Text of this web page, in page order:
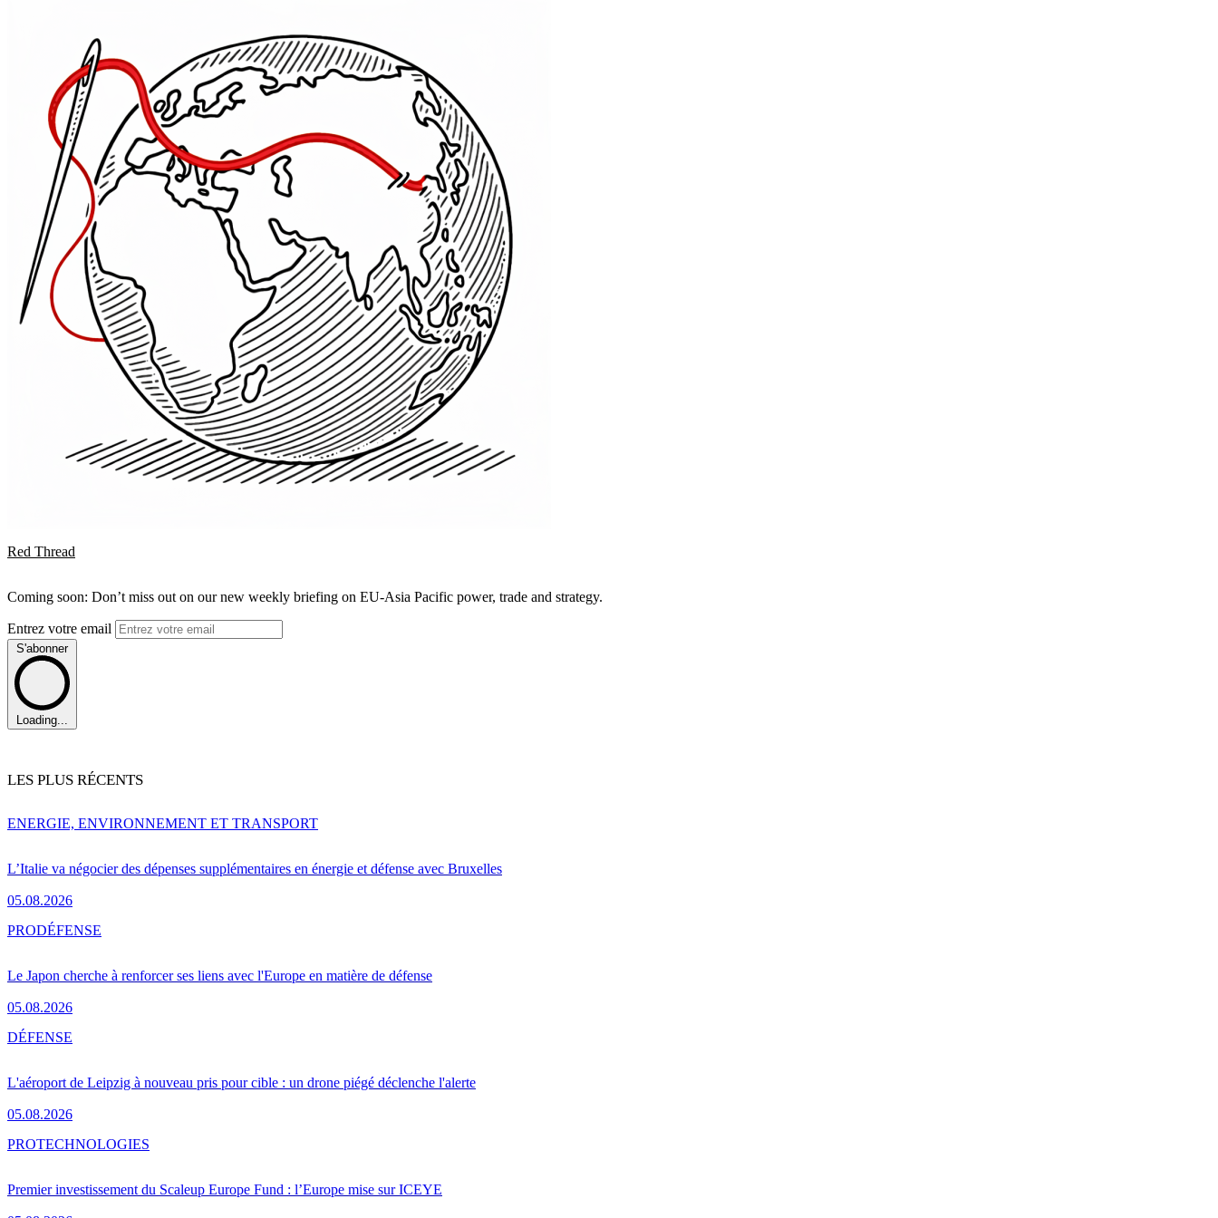
Red Thread
Coming soon: Don’t miss out on our new weekly briefing on EU-Asia Pacific power, trade and strategy.
Entrez votre email
S'abonner
Loading...
LES PLUS RÉCENTS
L’Italie va négocier des dépenses supplémentaires en énergie et défense avec Bruxelles
05.08.2026
ENERGIE, ENVIRONNEMENT ET TRANSPORT
Le Japon cherche à renforcer ses liens avec l'Europe en matière de défense
05.08.2026
PRODÉFENSE
L'aéroport de Leipzig à nouveau pris pour cible : un drone piégé déclenche l'alerte
05.08.2026
DÉFENSE
Premier investissement du Scaleup Europe Fund : l’Europe mise sur ICEYE
PROTECHNOLOGIES